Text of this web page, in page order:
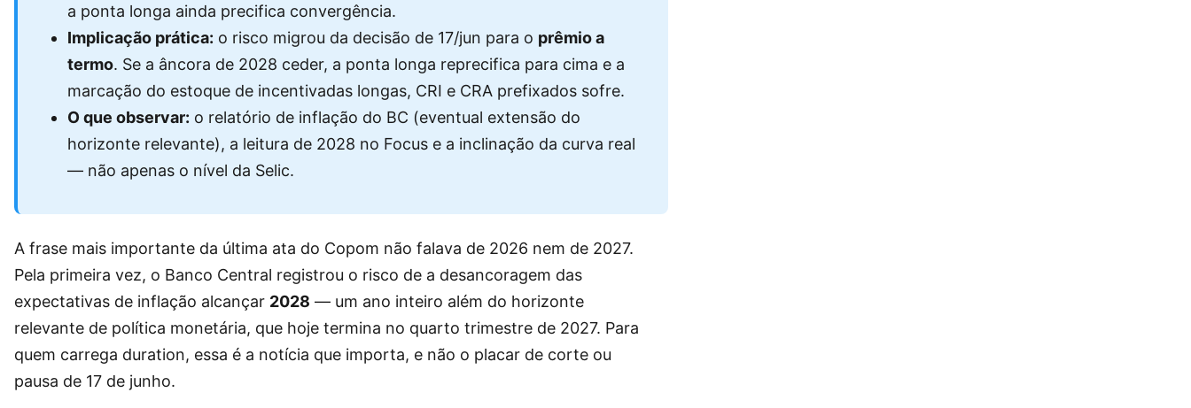
a ponta longa ainda precifica convergência.
Implicação prática: o risco migrou da decisão de 17/jun para o prêmio a
termo. Se a âncora de 2028 ceder, a ponta longa reprecifica para cima e a
marcação do estoque de incentivadas longas, CRI e CRA prefixados sofre.
O que observar: o relatório de inflação do BC (eventual extensão do
horizonte relevante), a leitura de 2028 no Focus e a inclinação da curva real
— não apenas o nível da Selic.
A frase mais importante da última ata do Copom não falava de 2026 nem de 2027.
Pela primeira vez, o Banco Central registrou o risco de a desancoragem das
expectativas de inflação alcançar 2028 — um ano inteiro além do horizonte
relevante de política monetária, que hoje termina no quarto trimestre de 2027. Para
quem carrega duration, essa é a notícia que importa, e não o placar de corte ou
pausa de 17 de junho.